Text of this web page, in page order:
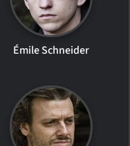
Émile Schneider